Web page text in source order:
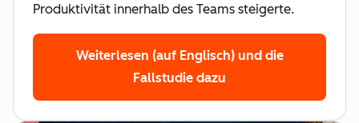
Produktivität innerhalb des Teams steigerte.
Weiterlesen (auf Englisch) und die
Fallstudie dazu